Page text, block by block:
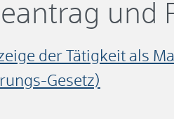
und
der Tätigkeit als
Gesetz)